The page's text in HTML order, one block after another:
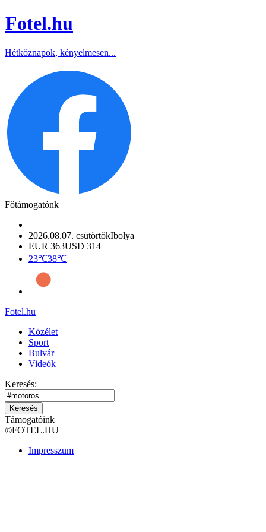
Fotel.hu
Hétköznapok, kényelmesen...
Főtámogatónk
2026.08.07. csütörtökIbolya
EUR 363USD 314
23℃38℃
Fotel.hu
Közélet
Sport
Bulvár
Videók
Keresés:
Keresés
Támogatóink
©FOTEL.HU
Impresszum